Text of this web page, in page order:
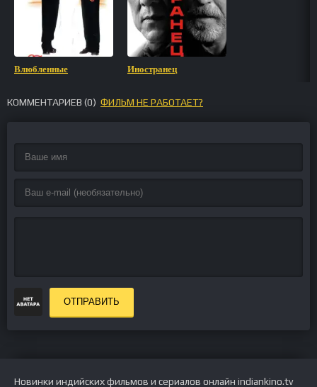
Влюбленные Иностранец
КОММЕНТАРИЕВ (0) ФИЛЬМ НЕ РАБОТАЕТ?
ОТПРАВИТЬ
Новинки индийских фильмов и сериалов онлайн indiankino.tv